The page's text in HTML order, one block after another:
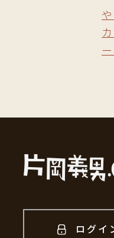
ログイ